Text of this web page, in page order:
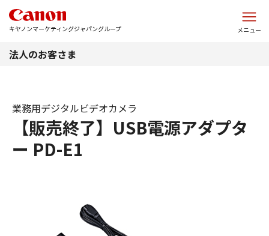
キヤノンマーケティングジャパングループ メニュー
法人のお客さま
【販売終了】USB電源アダプタ
ー PD-E1
業務用デジタルビデオカメラ